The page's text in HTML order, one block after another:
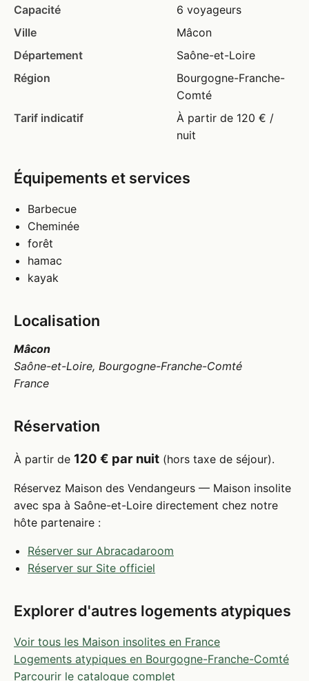
Capacité
6 voyageurs
Ville
Mâcon
Département
Saône-et-Loire
Région
Bourgogne-Franche-
Comté
Tarif indicatif
À partir de 120 € /
nuit
Équipements et services
Barbecue
Cheminée
forêt
hamac
kayak
Localisation
Mâcon
Saône-et-Loire, Bourgogne-Franche-Comté
France
Réservation
À partir de 120 € par nuit (hors taxe de séjour).
Réservez Maison des Vendangeurs — Maison insolite
avec spa à Saône-et-Loire directement chez notre
hôte partenaire :
Réserver sur Abracadaroom
Réserver sur Site officiel
Explorer d'autres logements atypiques
Voir tous les Maison insolites en France
Logements atypiques en Bourgogne-Franche-Comté
Parcourir le catalogue complet